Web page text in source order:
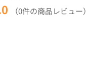
（0件の商品レビュー）